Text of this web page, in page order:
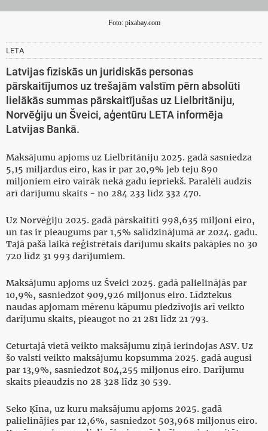
Foto: pixabay.com
LETA
Latvijas fiziskās un juridiskās personas
pārskaitījumos uz trešajām valstīm pērn absolūti
lielākās summas pārskaitījušas uz Lielbritāniju,
Norvēģiju un Šveici, aģentūru LETA informēja
Latvijas Bankā.
Maksājumu apjoms uz Lielbritāniju 2025. gadā sasniedza
5,15 miljardus eiro, kas ir par 20,9% jeb teju 890
miljoniem eiro vairāk nekā gadu iepriekš. Paralēli audzis
arī darījumu skaits - no 284 233 līdz 332 470.
Uz Norvēģiju 2025. gadā pārskaitīti 998,635 miljoni eiro,
un tas ir pieaugums par 1,5% salīdzinājumā ar 2024. gadu.
Tajā pašā laikā reģistrētais darījumu skaits pakāpies no 30
720 līdz 31 993 darījumiem.
Maksājumu apjoms uz Šveici 2025. gadā palielinājās par
10,9%, sasniedzot 909,926 miljonus eiro. Līdztekus
naudas apjomam mērenu kāpumu piedzīvojis arī veikto
darījumu skaits, pieaugot no 21 281 līdz 21 793.
Ceturtajā vietā veikto maksājumu ziņā ierindojas ASV. Uz
šo valsti veikto maksājumu kopsumma 2025. gadā augusi
par 13,9%, sasniedzot 804,255 miljonus eiro. Darījumu
skaits pieaudzis no 28 328 līdz 30 539.
Seko Ķīna, uz kuru maksājumu apjoms 2025. gadā
palielinājies par 12,6%, sasniedzot 503,968 miljonus eiro.